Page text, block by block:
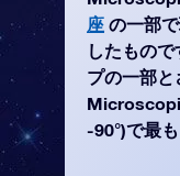
座 の一部
したもの
プの一部と
-90°)で最